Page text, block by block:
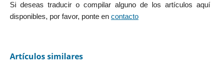
Si deseas traducir o compilar alguno de los artículos aquí
disponibles, por favor, ponte en contacto
Artículos similares